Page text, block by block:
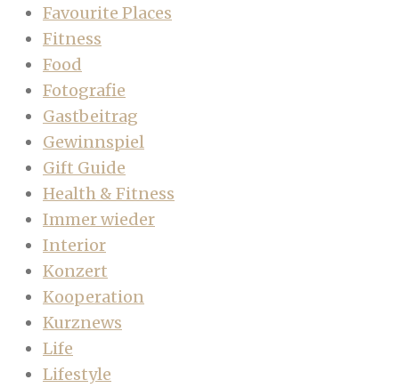
Favourite Places
Fitness
Food
Fotografie
Gastbeitrag
Gewinnspiel
Gift Guide
Health & Fitness
Immer wieder
Interior
Konzert
Kooperation
Kurznews
Life
Lifestyle